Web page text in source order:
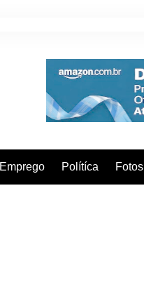
Emprego Polítíca Fotos